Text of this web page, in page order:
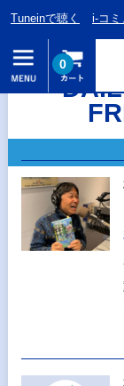
Tuneinで聴く i-コミ
0